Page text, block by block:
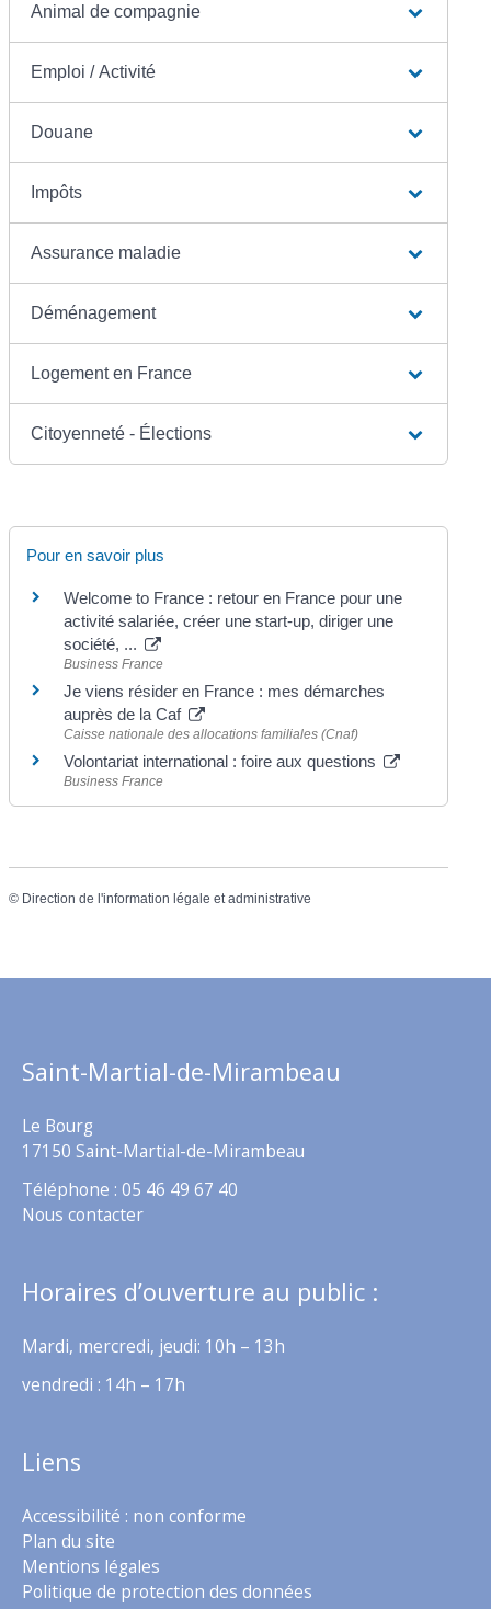
Animal de compagnie
Emploi / Activité
Douane
Impôts
Assurance maladie
Déménagement
Logement en France
Citoyenneté - Élections
Pour en savoir plus
Welcome to France : retour en France pour une
activité salariée, créer une start-up, diriger une
société, ...
Business France
Je viens résider en France : mes démarches
auprès de la Caf
Caisse nationale des allocations familiales (Cnaf)
Volontariat international : foire aux questions
Business France
© Direction de l'information légale et administrative
Saint-Martial-de-Mirambeau
Le Bourg
17150 Saint-Martial-de-Mirambeau
Téléphone : 05 46 49 67 40
Nous contacter
Horaires d’ouverture au public :
Mardi, mercredi, jeudi: 10h – 13h
vendredi : 14h – 17h
Liens
Accessibilité : non conforme
Plan du site
Mentions légales
Politique de protection des données